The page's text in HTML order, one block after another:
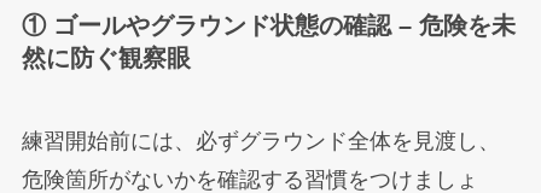
① ゴールやグラウンド状態の確認 – 危険を未
然に防ぐ観察眼
練習開始前には、必ずグラウンド全体を見渡し、
危険箇所がないかを確認する習慣をつけましょ